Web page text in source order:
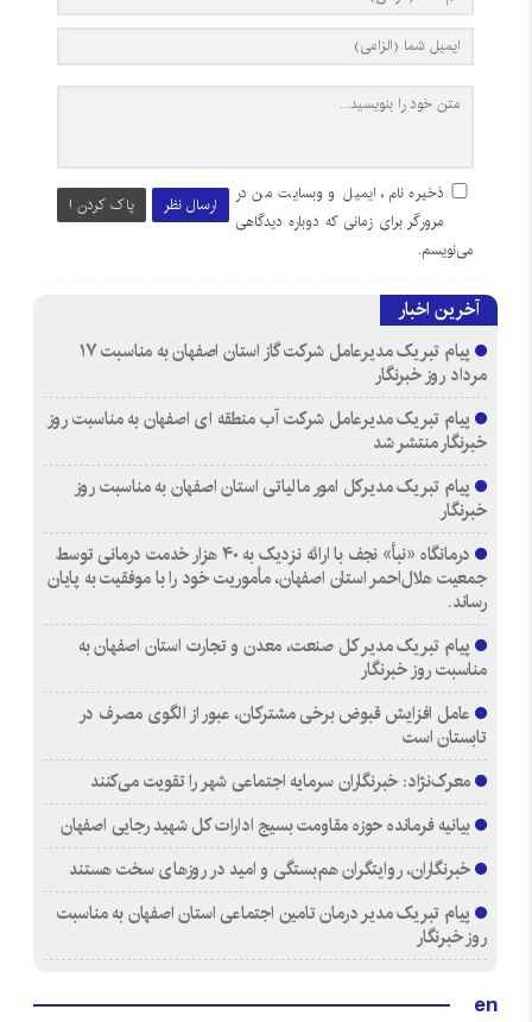
ارسال نظر پاک کردن !
ذخیره نام، ایمیل و وبسایت من در
مرورگر برای زمانی که دوباره دیدگاهی
می‌نویسم.
آخرین اخبار
پیام تبریک مدیرعامل شرکت گاز استان اصفهان به مناسبت ۱۷
مرداد روز خبرنگار
پیام تبریک مدیرعامل شرکت آب منطقه ای اصفهان به مناسبت روز
خبرنگار منتشر شد
پیام تبریک مدیرکل امور مالیاتی استان اصفهان به مناسبت روز
خبرنگار
درمانگاه «نبأ» نجف با ارائه نزدیک به ۴۰ هزار خدمت درمانی توسط
جمعیت هلال‌احمر استان اصفهان، مأموریت خود را با موفقیت به پایان
رساند.
پیام تبریک مدیر کل صنعت، معدن و تجارت استان اصفهان به
مناسبت روز خبرنگار
عامل افزایش قبوض برخی مشترکان، عبور از الگوی مصرف در
تابستان است
معرک‌نژاد: خبرنگاران سرمایه اجتماعی شهر را تقویت می‌کنند
بیانیه فرمانده حوزه مقاومت بسیج ادارات کل شهید رجایی اصفهان
خبرنگاران، روایتگران هم‌بستگی و امید در روزهای سخت هستند
پیام تبریک مدیر درمان تامین اجتماعی استان اصفهان به مناسبت
روز خبرنگار
en